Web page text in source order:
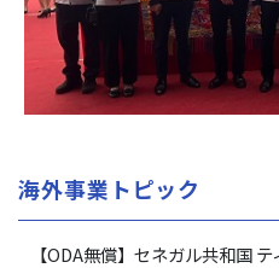
海外事業トピック
【ODA無償】セネガル共和国